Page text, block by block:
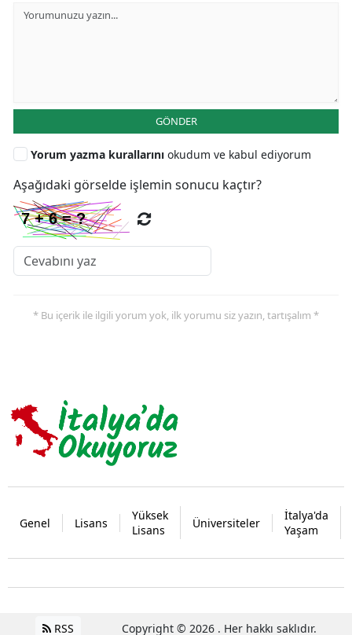
GÖNDER
Yorum yazma kurallarını okudum ve kabul ediyorum
Aşağıdaki görselde işlemin sonucu kaçtır?
* Bu içerik ile ilgili yorum yok, ilk yorumu siz yazın, tartışalım *
Genel Lisans
Yüksek
Lisans
Üniversiteler
İtalya'da
Yaşam
RSS Copyright © 2026 . Her hakkı saklıdır.